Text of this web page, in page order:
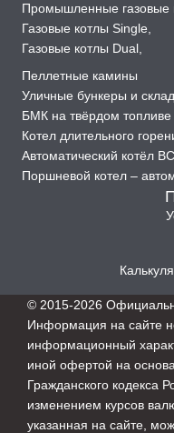
Промышленные газовые
Газовые котлы Single
Газовые котлы Dual
Пеллетные камины
Уличные бункеры и
БМК на твёрдом топливе
Котел длительного
Автоматический котёл
Поршневой котел –
© 2015-2026
Информация на сайте
информационный
иной офертой на
Гражданского кодекса
изменением курсов
указанная на сайте,